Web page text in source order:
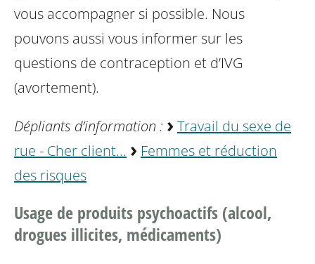
vous accompagner si possible. Nous
pouvons aussi vous informer sur les
questions de contraception et d’IVG
(avortement).
Dépliants d’information :
Travail du sexe de
rue - Cher client...
Femmes et réduction
des risques
Usage de produits psychoactifs (alcool,
drogues illicites, médicaments)